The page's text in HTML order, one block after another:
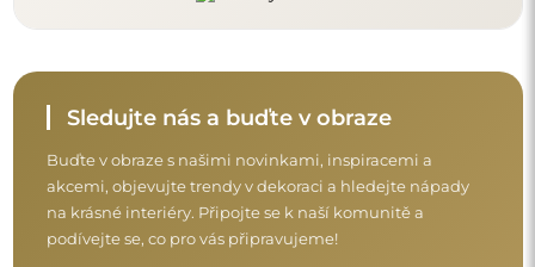
Sledujte nás a buďte v obraze
Buďte v obraze s našimi novinkami, inspiracemi a
akcemi, objevujte trendy v dekoraci a hledejte nápady
na krásné interiéry. Připojte se k naší komunitě a
podívejte se, co pro vás připravujeme!